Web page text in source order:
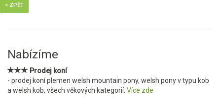
< ZPĚT
Nabízíme
Prodej koní
- prodej koní plemen welsh mountain pony, welsh pony v typu kob
a welsh kob, všech věkových kategorií. Více zde